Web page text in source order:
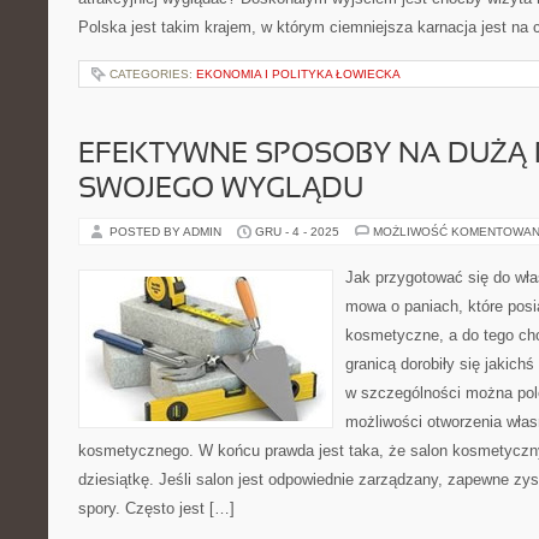
Polska jest takim krajem, w którym ciemniejsza karnacja jest
CATEGORIES: EKONOMIA I POLITYKA ŁOWIECKA
EFEKTYWNE SPOSOBY NA DUŻĄ
SWOJEGO WYGLĄDU
POSTED BY ADMIN GRU - 4 - 2025 MOŻLIWOŚĆ
Jak przygotować się do
mowa o paniach, które
kosmetyczne, a do tego
granicą dorobiły się
w szczególności można
możliwości otworzenia
kosmetycznego. W końcu prawda jest taka, że salon
dziesiątkę. Jeśli salon jest odpowiednie zarządzany, zapewne
spory. Często jest […]